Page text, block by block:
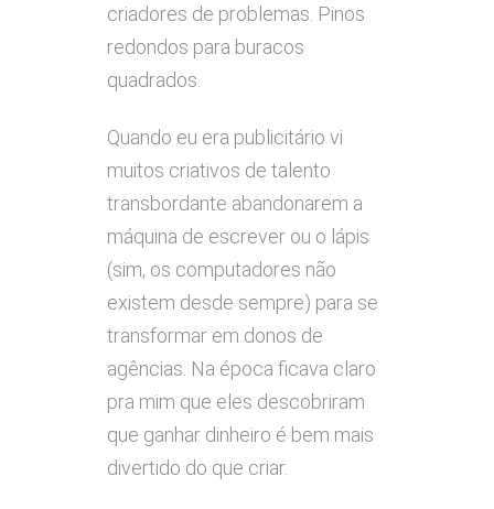
criadores de problemas. Pinos
redondos para buracos
quadrados.
Quando eu era publicitário vi
muitos criativos de talento
transbordante abandonarem a
máquina de escrever ou o lápis
(sim, os computadores não
existem desde sempre) para se
transformar em donos de
agências. Na época ficava claro
pra mim que eles descobriram
que ganhar dinheiro é bem mais
divertido do que criar.